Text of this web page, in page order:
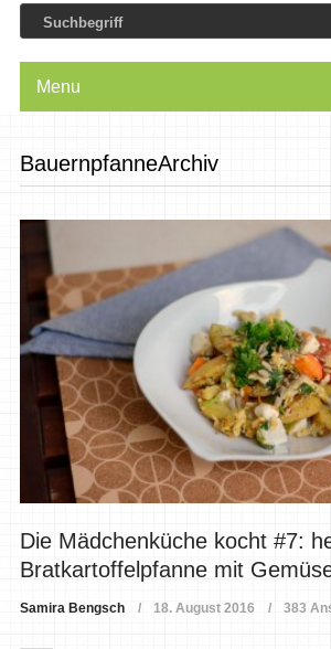
Menu
BauernpfanneArchiv
Die Mädchenküche kocht #7:
Bratkartoffelpfanne mit
Samira Bengsch 18. August 2016 383